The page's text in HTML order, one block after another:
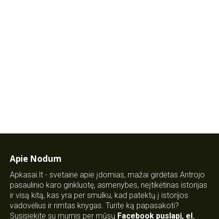
Apie Nodum
Apkasai.lt - svetainė apie įdomias, mažai girdėtas Antrojo
pasaulinio karo ginkluotę, asmenybes, neįtikėtinas istorijas
ir visą kitą, kas yra per smulku, kad patektų į istorijos
vadovėlius ir rimtas knygas. Turite ką papasakoti?
Susisiekite su mumis per mūsų Facebook puslapį, el.